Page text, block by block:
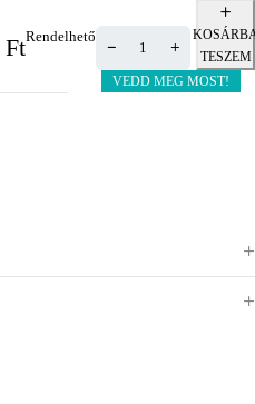
FtRendelhető
TESZEM
VEDD MEG MOST!